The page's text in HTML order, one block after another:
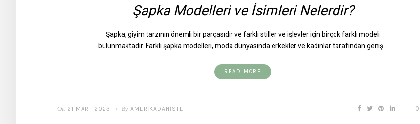
Şapka Modelleri ve İsimleri Nelerdir?
Şapka, giyim tarzının önemli bir parçasıdır ve farklı stiller ve işlevler için birçok farklı modeli
bulunmaktadır. Farklı şapka modelleri, moda dünyasında erkekler ve kadınlar tarafından geniş…
READ MORE
On 21 MART 2023 • By AMERIKADANISTE 0